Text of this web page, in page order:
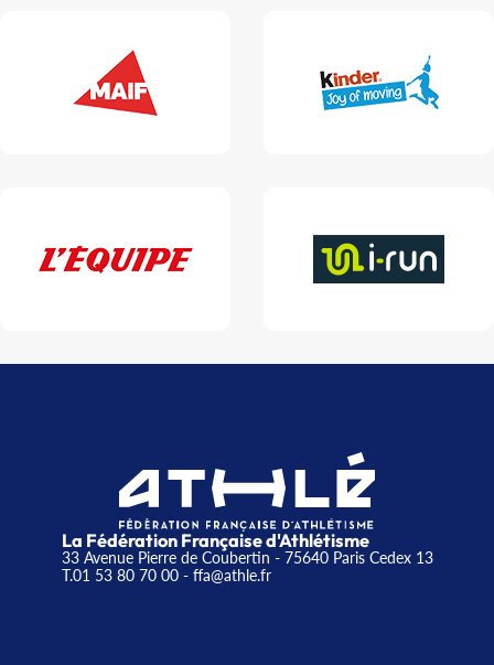
La Fédération Française d'Athlétisme
33 Avenue Pierre de Coubertin - 75640 Paris Cedex 13
T.01 53 80 70 00- ffa@athle.fr